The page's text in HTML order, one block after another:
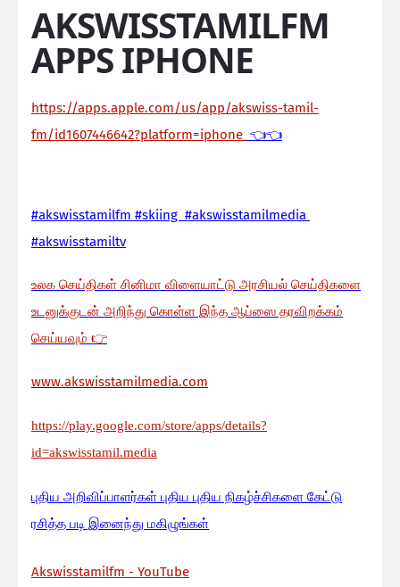
AKSWISSTAMILFM
APPS IPHONE
https://apps.apple.com/us/app/akswiss-tamil-
fm/id1607446642?platform=iphone 👈👈
#akswisstamilfm #skiing #akswisstamilmedia
#akswisstamiltv
உலக செய்திகள் சினிமா விளையாட்டு அரசியல் செய்திகளை
உடனுக்குடன் அறிந்து கொள்ள இந்த ஆப்ஸை தரவிறக்கம்
செய்யவும் 👉
www.akswisstamilmedia.com
https://play.google.com/store/apps/details?
id=akswisstamil.media
புதிய அறிவிப்பாளர்கள் புதிய புதிய நிகழ்ச்சிகளை கேட்டு
ரசித்த படி இனைந்து மகிழுங்கள்
Akswisstamilfm - YouTube